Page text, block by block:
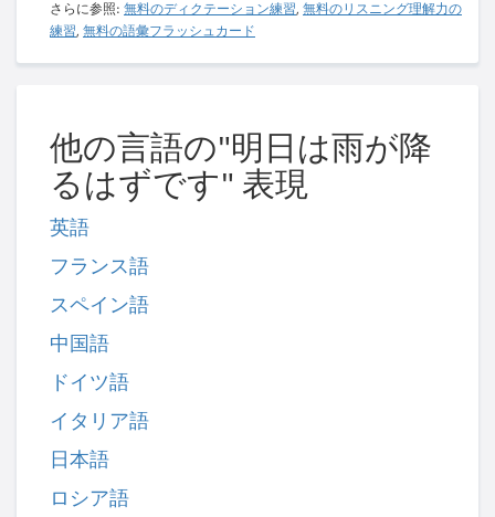
さらに参照: 無料のディクテーション練習, 無料のリスニング理解力の
練習, 無料の語彙フラッシュカード
他の言語の"明日は雨が降
るはずです" 表現
英語
フランス語
スペイン語
中国語
ドイツ語
イタリア語
日本語
ロシア語